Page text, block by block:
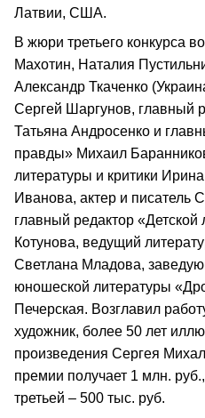
Латвии, США.
В жюри третьего конкурса
Махотин, Наталия
Александр Ткаченко
Сергей Шаргунов, главный
Татьяна Андросенко и
правды» Михаил
литературы и критики
Иванова, актер и писатель
главный редактор
Котунова, ведущий
Светлана Младова,
юношеской литературы
Печерская. Возглавил
художник, более 50 лет
произведения Сергея
премии получает 1 млн.
третьей – 500 тыс. руб.